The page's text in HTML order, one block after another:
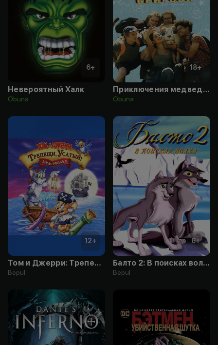
6+
Невероятный Халк
Obuna
18+
Приключения медведя Бригсби
Obuna
12+
Том и Джерри: Трепещи, Усатый!
Bepul
6+
Балто 2: В поисках волка
Bepul